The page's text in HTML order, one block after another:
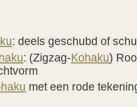
: deels geschubd of
: (Zigzag-Kohaku)
met een rode